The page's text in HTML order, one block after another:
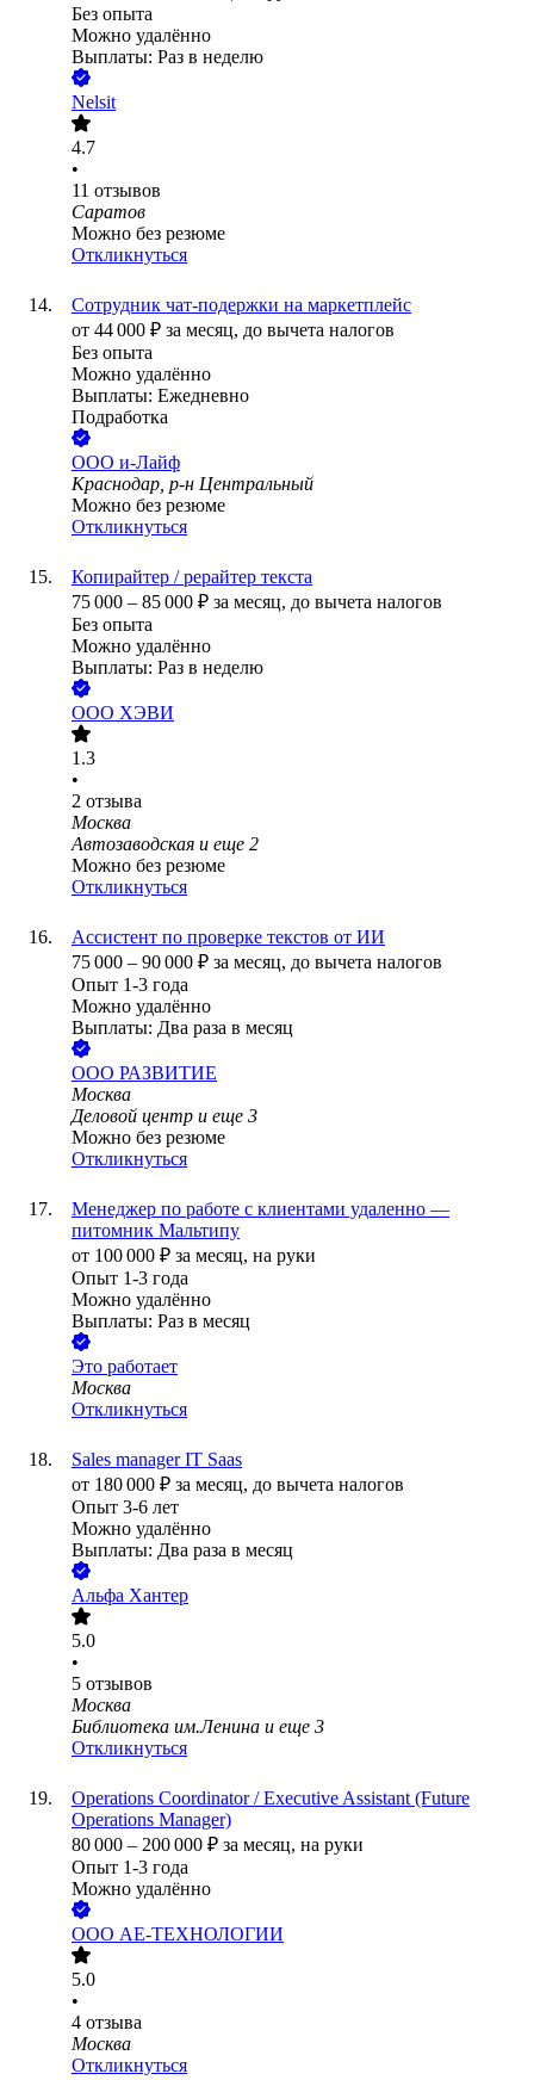
Без опыта
Можно удалённо
Выплаты: Раз в неделю
Nelsit
4.7
•
11 отзывов
Саратов
Можно без резюме
Откликнуться
Сотрудник чат-подержки на маркетплейс
от 44 000 ₽ за месяц, до вычета налогов
Без опыта
Можно удалённо
Выплаты: Ежедневно
Подработка
ООО и-Лайф
Краснодар, р-н Центральный
Можно без резюме
Откликнуться
Копирайтер / рерайтер текста
75 000 – 85 000 ₽ за месяц, до вычета налогов
Без опыта
Можно удалённо
Выплаты: Раз в неделю
ООО ХЭВИ
1.3
•
2 отзыва
Москва
Автозаводская и еще 2
Можно без резюме
Откликнуться
Ассистент по проверке текстов от ИИ
75 000 – 90 000 ₽ за месяц, до вычета налогов
Опыт 1-3 года
Можно удалённо
Выплаты: Два раза в месяц
ООО РАЗВИТИЕ
Москва
Деловой центр и еще 3
Можно без резюме
Откликнуться
Менеджер по работе с клиентами удаленно —
питомник Мальтипу
от 100 000 ₽ за месяц, на руки
Опыт 1-3 года
Можно удалённо
Выплаты: Раз в месяц
Это работает
Москва
Откликнуться
Sales manager IT Saas
от 180 000 ₽ за месяц, до вычета налогов
Опыт 3-6 лет
Можно удалённо
Выплаты: Два раза в месяц
Альфа Хантер
5.0
•
5 отзывов
Москва
Библиотека им.Ленина и еще 3
Откликнуться
Operations Coordinator / Executive Assistant (Future
Operations Manager)
80 000 – 200 000 ₽ за месяц, на руки
Опыт 1-3 года
Можно удалённо
ООО АЕ-ТЕХНОЛОГИИ
5.0
•
4 отзыва
Москва
Откликнуться